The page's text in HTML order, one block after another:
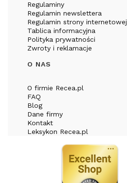
Regulaminy
Regulamin newslettera
Regulamin strony internetowej
Tablica informacyjna
Polityka prywatności
Zwroty i reklamacje
O NAS
O firmie Recea.pl
FAQ
Blog
Dane firmy
Kontakt
Leksykon Recea.pl